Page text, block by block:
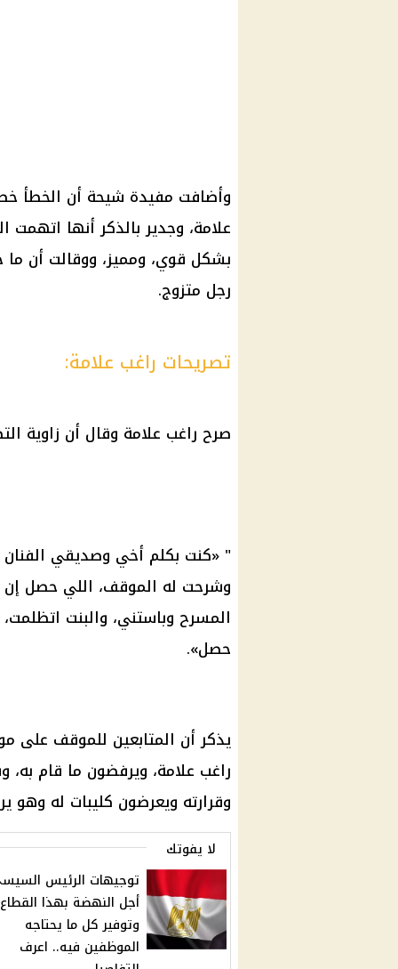
وأضافت مفيدة شيحة أن الخطأ
علامة، وجدير بالذكر أنها
بشكل قوي، ومميز، ووقالت أن
رجل متزوج.
تصريحات راغب علامة:
صرح راغب علامة وقال أن زاوية
" «كنت بكلم أخي وصديقي الفنان
وشرحت له الموقف، اللي حصل إن
المسرح وباستني، والبنت
حصل».
يذكر أن المتابعين للموقف على
راغب علامة، ويرفضون ما قام
وقرارته ويعرضون كليبات له
لا يفوتك
توجيهات الرئيس
أجل النهضة بهذا القطاع
وتوفير كل ما يحتاجه
الموظفين فيه.. اعرف